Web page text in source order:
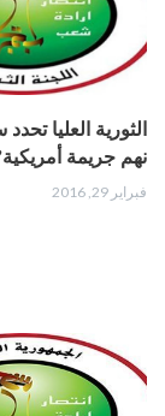
الثورية العليا
نهم جريمة
فبراير 29, 2016